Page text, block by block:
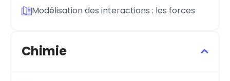
Modélisation des interactions : les forces
Chimie